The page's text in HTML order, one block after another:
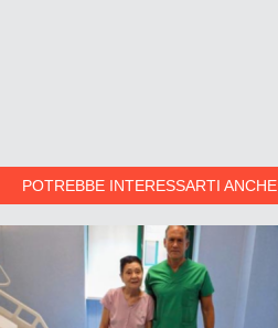
POTREBBE INTERESSARTI ANCHE